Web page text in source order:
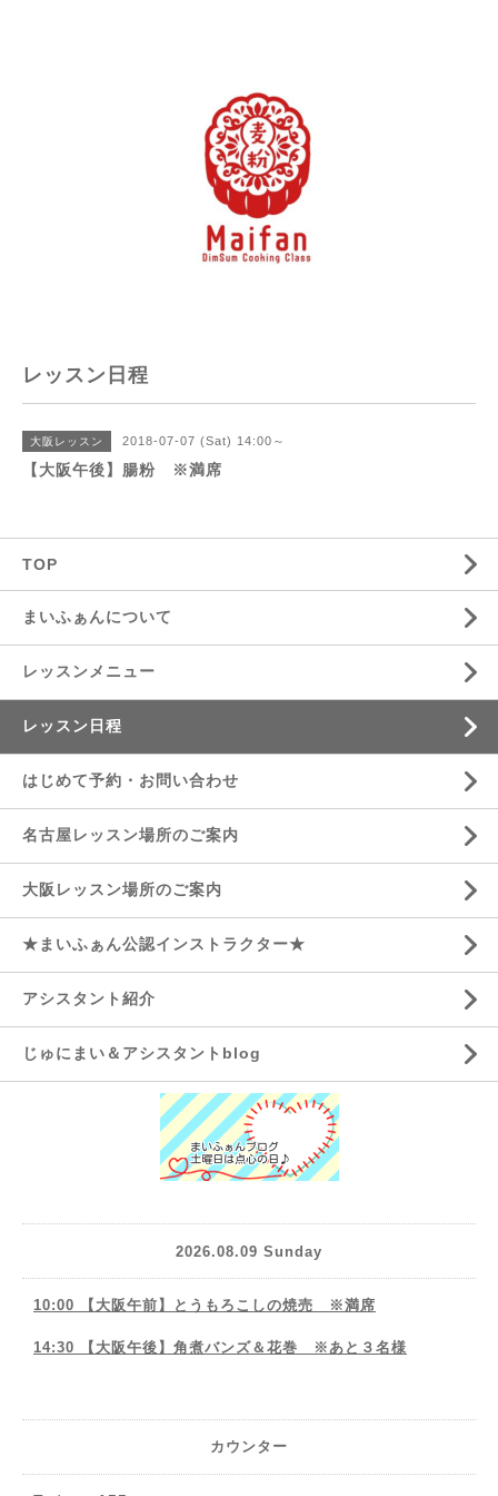
レッスン日程
大阪レッスン 2018-07-07 (Sat) 14:00～
【大阪午後】腸粉 ※満席
TOP
まいふぁんについて
レッスンメニュー
レッスン日程
はじめて予約・お問い合わせ
名古屋レッスン場所のご案内
大阪レッスン場所のご案内
★まいふぁん公認インストラクター★
アシスタント紹介
じゅにまい＆アシスタントblog
2026.08.09 Sunday
10:00 【大阪午前】とうもろこしの焼売 ※満席
14:30 【大阪午後】角煮バンズ＆花巻 ※あと３名様
カウンター